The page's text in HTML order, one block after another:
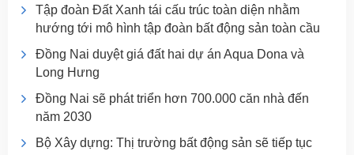
Tập đoàn Đất Xanh tái cấu trúc toàn diện nhằm
hướng tới mô hình tập đoàn bất động sản toàn cầu
Đồng Nai duyệt giá đất hai dự án Aqua Dona và
Long Hưng
Đồng Nai sẽ phát triển hơn 700.000 căn nhà đến
năm 2030
Bộ Xây dựng: Thị trường bất động sản sẽ tiếp tục